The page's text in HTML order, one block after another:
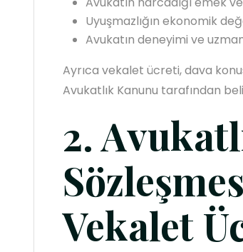
Uyuşmazlığın ekonomik
Avukatın deneyimi ve
Ayrıca vekalet ücreti, dava
Avukatlık Kanunu tarafından
2.
Vekalet